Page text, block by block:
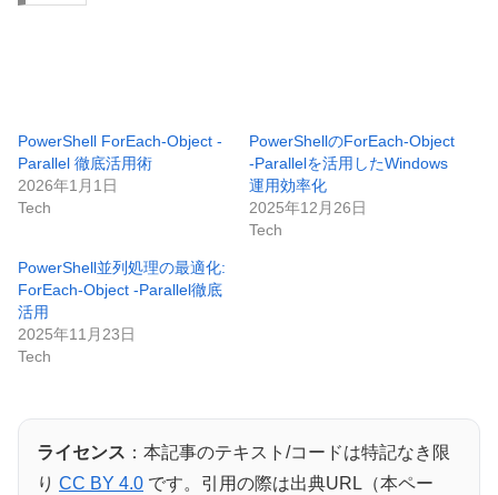
PowerShell ForEach-Object -
Parallel 徹底活用術
2026年1月1日
Tech
PowerShellのForEach-Object
-Parallelを活用したWindows
運用効率化
2025年12月26日
Tech
PowerShell並列処理の最適化:
ForEach-Object -Parallel徹底
活用
2025年11月23日
Tech
ライセンス ：本記事のテキスト/コードは特記なき限
り CC BY 4.0 です。引用の際は出典URL（本ペー